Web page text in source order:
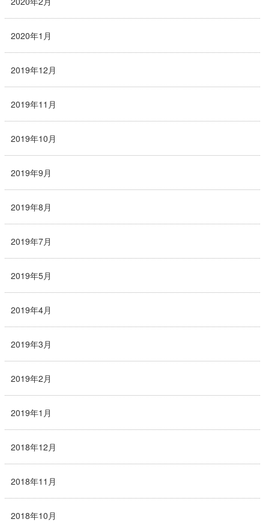
2020年1月
2019年12月
2019年11月
2019年10月
2019年9月
2019年8月
2019年7月
2019年5月
2019年4月
2019年3月
2019年2月
2019年1月
2018年12月
2018年11月
2018年10月